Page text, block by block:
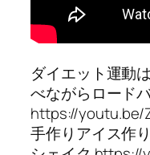
ダイエット運動
べながらロード
https://youtu.be/
手作りアイス作